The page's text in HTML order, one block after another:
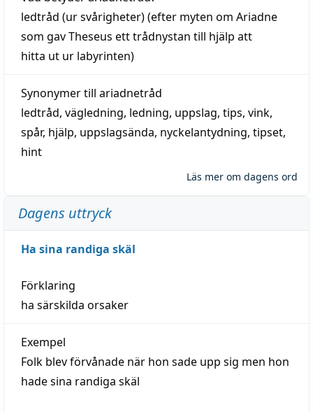
ledtråd (ur svårigheter) (efter myten om Ariadne
som gav Theseus ett trådnystan till hjälp att
hitta ut ur labyrinten)
Synonymer till ariadnetråd
ledtråd, vägledning, ledning, uppslag, tips, vink,
spår, hjälp, uppslagsända, nyckelantydning, tipset,
hint
Läs mer om dagens ord
Dagens uttryck
Ha sina randiga skäl
Förklaring
ha särskilda orsaker
Exempel
Folk blev förvånade när hon sade upp sig men hon
hade sina randiga skäl